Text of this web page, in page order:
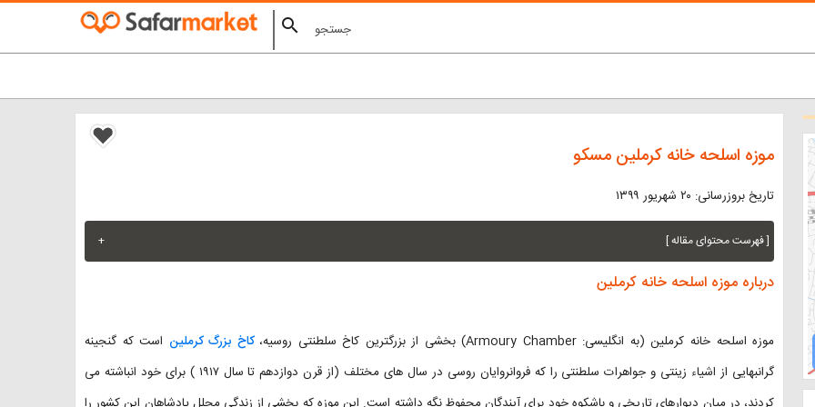
search
موزه اسلحه خانه کرملین مسکو
تاریخ بروزرسانی: ۲۰ شهریور ۱۳۹۹
[ فهرست محتوای مقاله ] +
درباره موزه اسلحه خانه کرملین
موزه اسلحه خانه کرملین (به انگلیسی: Armoury Chamber) بخشی از بزرگترین کاخ سلطنتی روسیه، کاخ بزرگ کرملین است که گنجینه
گرانبهایی از اشیاء زینتی و جواهرات سلطنتی را که فروانروایان روسی در سال های مختلف (از قرن دوازدهم تا سال ۱۹۱۷ ) برای خود انباشته می